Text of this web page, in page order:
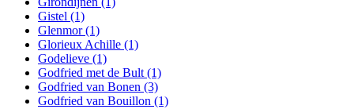
Gistel (1)
Glenmor(1)
Glorieux Achille (1)
Godelieve (1)
Godfried met de Bult (1)
Godfried van Bonen (3)
Godfried van Bouillon (1)